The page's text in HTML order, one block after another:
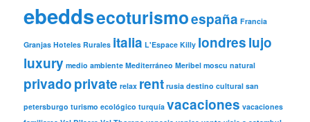
ebeddsecoturismoespaña Francia
Granjas Hoteles Rurales italia L'Espace Killy londreslujo
luxury medio ambiente Mediterráneo Meribel moscu natural
privadoprivate relax rent rusia destino cultural san
petersburgo turismo ecológico turquía vacaciones vacaciones